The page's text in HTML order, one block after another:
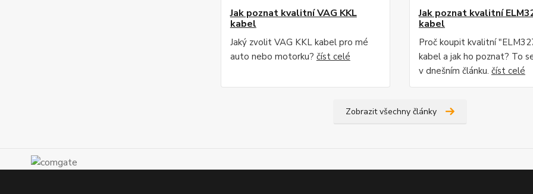
Jak poznat kvalitní VAG KKL
kabel
Jaký zvolit VAG KKL kabel pro mé
auto nebo motorku? číst celé
Jak poznat kvalitní
kabel
Proč koupit kvalitní
kabel a jak ho poznat? To
v dnešním článku. číst celé
Zobrazit všechny články